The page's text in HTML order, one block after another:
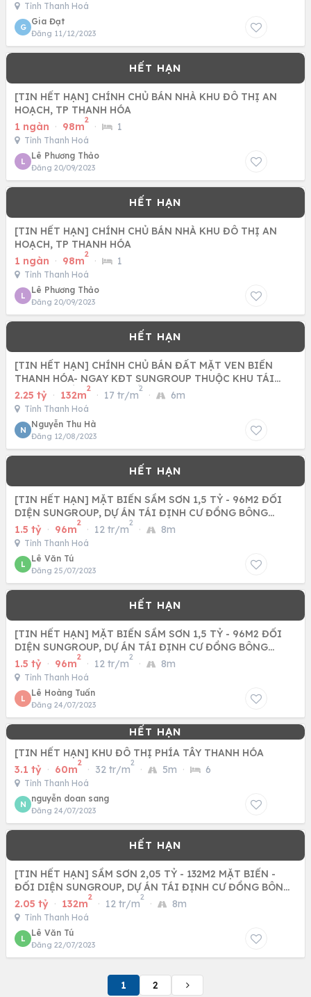
Tỉnh Thanh Hoá
G
Gia Đạt
Đăng 11/12/2023
[TIN HẾT HẠN] CHÍNH CHỦ BÁN NHÀ KHU ĐÔ THỊ AN
HOẠCH, TP THANH HÓA
1 ngàn · 98m
2
· 1
Tỉnh Thanh Hoá
L
Lê Phương Thảo
Đăng 20/09/2023
[TIN HẾT HẠN] CHÍNH CHỦ BÁN NHÀ KHU ĐÔ THỊ AN
HOẠCH, TP THANH HÓA
1 ngàn · 98m
2
· 1
Tỉnh Thanh Hoá
L
Lê Phương Thảo
Đăng 20/09/2023
[TIN HẾT HẠN] CHÍNH CHỦ BÁN ĐẤT MẶT VEN BIỂN
THANH HÓA- NGAY KĐT SUNGROUP THUỘC KHU TÁI
ĐỊNH CƯ ĐỒNG BÔNG ĐỒNG
2.25 tỷ · 132m
2
· 17 tr/m
2
· 6m
Tỉnh Thanh Hoá
N
Nguyễn Thu Hà
Đăng 12/08/2023
[TIN HẾT HẠN] MẶT BIỂN SẦM SƠN 1,5 TỶ - 96M2 ĐỐI
DIỆN SUNGROUP, DỰ ÁN TÁI ĐỊNH CƯ ĐỒNG BÔNG
THANH HÓA
1.5 tỷ · 96m
2
· 12 tr/m
2
· 8m
Tỉnh Thanh Hoá
L
Lê Văn Tú
Đăng 25/07/2023
[TIN HẾT HẠN] MẶT BIỂN SẦM SƠN 1,5 TỶ - 96M2 ĐỐI
DIỆN SUNGROUP, DỰ ÁN TÁI ĐỊNH CƯ ĐỒNG BÔNG
THANH HÓA
1.5 tỷ · 96m
2
· 12 tr/m
2
· 8m
Tỉnh Thanh Hoá
L
Lê Hoàng Tuấn
Đăng 24/07/2023
[TIN HẾT HẠN] KHU ĐÔ THỊ PHÍA TÂY THANH HÓA
3.1 tỷ · 60m
2
· 32 tr/m
2
· 5m · 6
Tỉnh Thanh Hoá
N
nguyễn doan sang
Đăng 24/07/2023
[TIN HẾT HẠN] SẦM SƠN 2,05 TỶ - 132M2 MẶT BIỂN -
ĐỐI DIỆN SUNGROUP, DỰ ÁN TÁI ĐỊNH CƯ ĐỒNG BÔNG
THANH HÓA
2.05 tỷ · 132m
2
· 12 tr/m
2
· 8m
Tỉnh Thanh Hoá
L
Lê Văn Tú
Đăng 22/07/2023
1 2